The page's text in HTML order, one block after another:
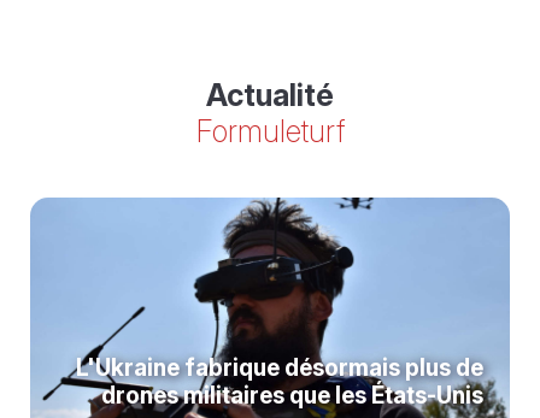
Actualité
Formuleturf
L'Ukraine fabrique désormais plus de
drones militaires que les États-Unis